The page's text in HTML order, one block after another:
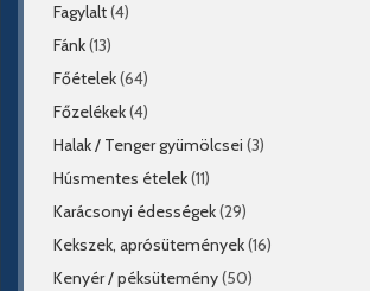
Fagylalt(4)
Fánk(13)
Főételek(64)
Főzelékek(4)
Halak / Tenger gyümölcsei (3)
Húsmentes ételek(11)
Karácsonyi édességek(29)
Kekszek, aprósütemények(16)
Kenyér / péksütemény(50)